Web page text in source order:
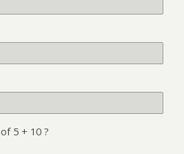
5 + 10 ?